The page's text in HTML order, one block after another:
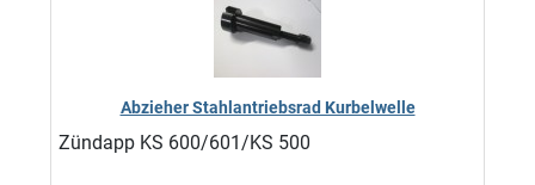
Abzieher Stahlantriebsrad Kurbelwelle
Zündapp KS 600/601/KS 500